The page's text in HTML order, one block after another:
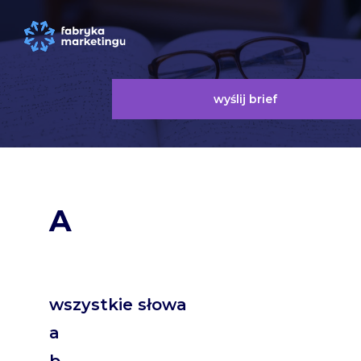
wyślij brief
A
wszystkie słowa
a